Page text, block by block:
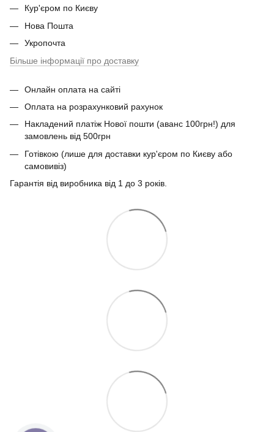
Кур'єром по Києву
Нова Пошта
Укропочта
Більше інформації про доставку
Онлайн оплата на сайті
Оплата на розрахунковий рахунок
Накладений платіж Нової пошти (аванс 100грн!) для
замовлень від 500грн
Готівкою (лише для доставки кур'єром по Києву або
самовивіз)
Гарантія від виробника від 1 до 3 років.